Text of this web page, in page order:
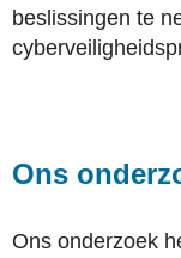
beslissingen te
Ons
Ons onderzoek